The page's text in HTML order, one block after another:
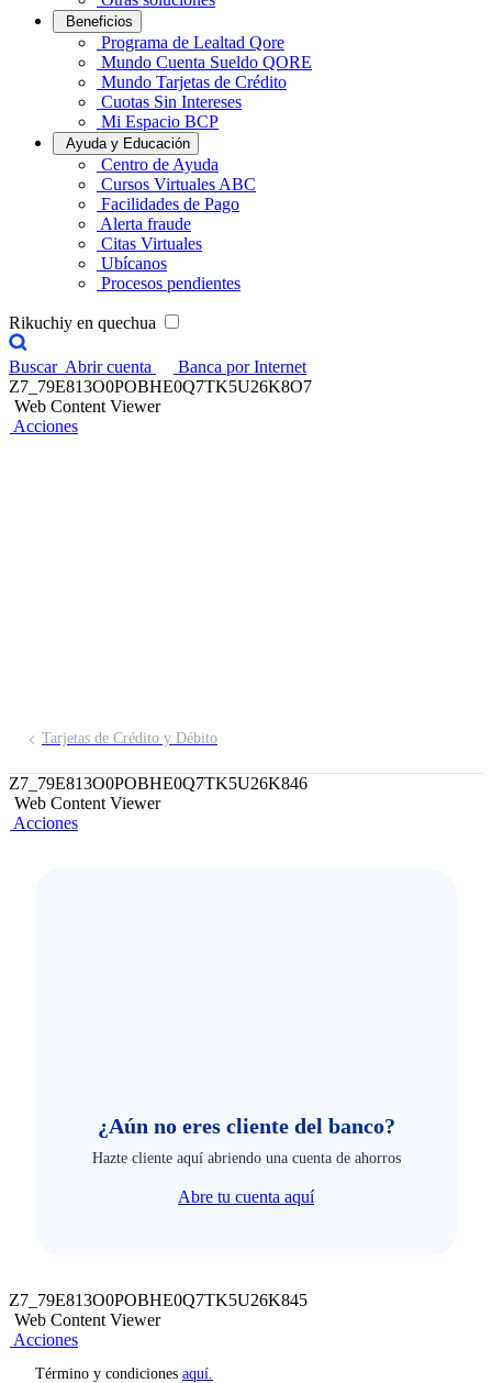
Beneficios
Programa de Lealtad Qore
Mundo Cuenta Sueldo QORE
Mundo Tarjetas de Crédito
Cuotas Sin Intereses
Mi Espacio BCP
Ayuda y Educación
Centro de Ayuda
Cursos Virtuales ABC
Facilidades de Pago
Alerta fraude
Citas Virtuales
Ubícanos
Procesos pendientes
Rikuchiy en quechua
Buscar Abrir cuenta
Banca por Internet
Z7_79E813O0POBHE0Q7TK5U26K8O7
Web Content Viewer
Acciones
Tarjetas de Crédito y Débito
Z7_79E813O0POBHE0Q7TK5U26K846
Web Content Viewer
Acciones
¿Aún no eres cliente del banco?
Hazte cliente aquí abriendo una cuenta de ahorros
Abre tu cuenta aquí
Z7_79E813O0POBHE0Q7TK5U26K845
Web Content Viewer
Acciones
Término y condiciones aquí.